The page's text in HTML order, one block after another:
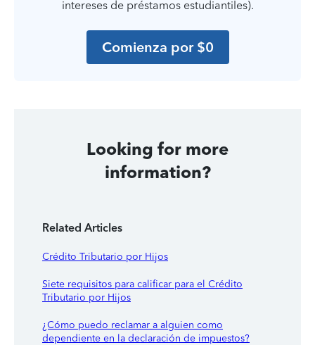
intereses de préstamos estudiantiles).
Comienza por $0
Looking for more
information?
Related Articles
Crédito Tributario por Hijos
Siete requisitos para calificar para el Crédito
Tributario por Hijos
¿Cómo puedo reclamar a alguien como
dependiente en la declaración de impuestos?